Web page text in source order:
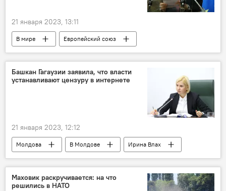
21 января 2023, 13:11
В мире
Европейский союз
Украина
Башкан Гагаузии заявила, что власти
устанавливают цензуру в интернете
21 января 2023, 12:12
Молдова В Молдове
Ирина Влах
Гагаузия
башкан Гагаузии
Маховик раскручивается: на что
решились в НАТО